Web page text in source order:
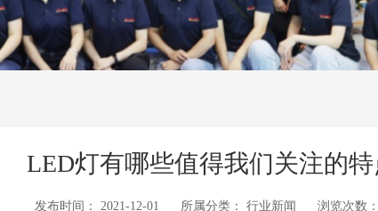
LED灯有哪些值得我们关注的特
发布时间： 2021-12-01 所属分类： 行业新闻 浏览次数：